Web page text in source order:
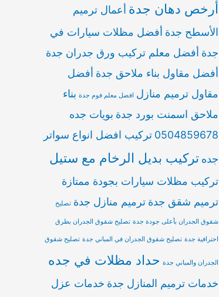
أرخص دهان جدة أعمال ترميم
الأسطح جدة أفضل مظلات سيارات في
جدة أفضل معلم تركيب ورق جدران جدة
أفضل مقاول بناء ملاحق جدة أفضل
مقاول ترميم منازل افضل معلم فوم جدة بناء
ملاحق اسمنت بورد جدة بويات جده
0504859678 تركيب افضل انواع سواتر
جده تركيب بديل الرخام مع ستيل
تركيب مظلات سيارات بجودة ممتازة
ترميم شقق جدة ترميم منازل جدة تصليح
شقوق الجدران بأعلى جودة جدة تصليح شقوق الجدران بطرق
احترافية جدة تصليح شقوق الجدران في المباني جدة تصليح شقوق
الجدران والمباني جدة حداد مظلات في جده
خدمات ترميم المنازل جدة خدمات عزل